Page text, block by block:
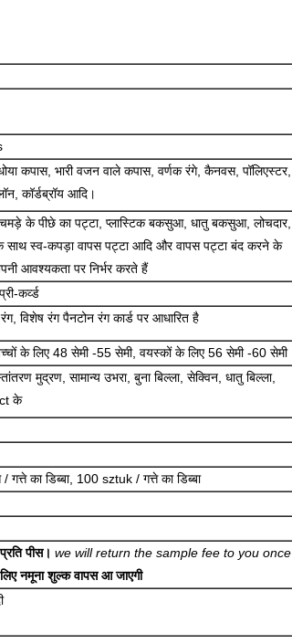
कपास, भारी वजन वाले कपास, वर्णक रंगे, कैनवस, पॉलिएस्टर,
कॉर्डब्रॉय आदि।
के पीछे का पट्टा, प्लास्टिक बकसुआ, धातु बकसुआ, लोचदार,
स्व-कपड़ा वापस पट्टा आदि और वापस पट्टा बंद करने के
आवश्यकता पर निर्भर करते हैं
कर्व्ड
विशेष रंग पैनटोन रंग कार्ड पर आधारित है
के लिए 48 सेमी -55 सेमी, वयस्कों के लिए 56 सेमी -60 सेमी
मुद्रण, सामान्य उभरा, बुना बिल्ला, सेक्विन, धातु बिल्ला,
के
का डिब्बा, 100 sztuk / गत्ते का डिब्बा
पीस। we will return the sample fee to you once
नमूना शुल्क वापस आ जाएगी